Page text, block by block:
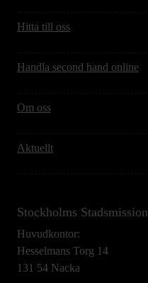
Hitta till oss
Handla second hand online
Om oss
Aktuellt
Stockholms Stadsmission
Huvudkontor:
Hesselmans Torg 14
131 54 Nacka